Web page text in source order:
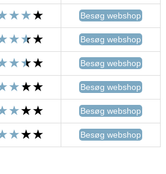
Besøg webshop
Besøg webshop
Besøg webshop
Besøg webshop
Besøg webshop
Besøg webshop